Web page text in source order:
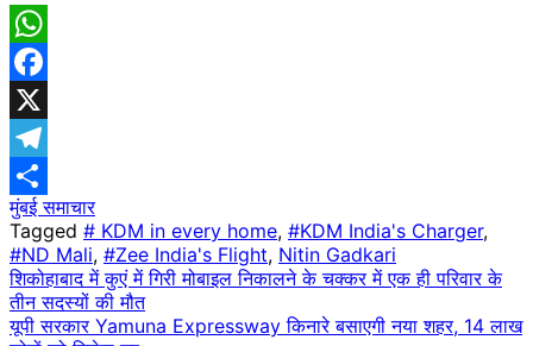
WhatsApp
Facebook
X
Telegram
Share
मुंबई समाचार
Tagged # KDM in every home, #KDM India's Charger,
#ND Mali, #Zee India's Flight, Nitin Gadkari
Post
navigation
शिकोहाबाद में कुएं में गिरी मोबाइल निकालने के चक्कर में एक ही परिवार के
तीन सदस्यों की मौत
यूपी सरकार Yamuna Expressway किनारे बसाएगी नया शहर, 14 लाख